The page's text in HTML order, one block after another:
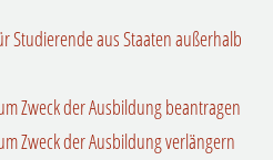
Studierende aus Staaten außerhalb
Zweck der Ausbildung beantragen
Zweck der Ausbildung verlängern